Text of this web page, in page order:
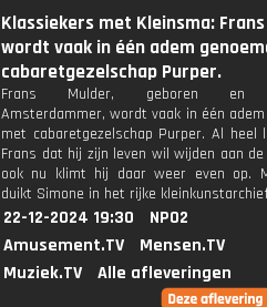
Klassiekers met Kleinsma:
wordt vaak in één adem
cabaretgezelschap Purper.
Frans Mulder, geboren en
Amsterdammer, wordt vaak in één
met cabaretgezelschap Purper. Al heel
Frans dat hij zijn leven wil wijden aan
ook nu klimt hij daar weer even op.
duikt Simone in het rijke
22-12-2024 19:30
NPO2
Amusement.TV
Mensen.TV
Muziek.TV
Alle afleveringen